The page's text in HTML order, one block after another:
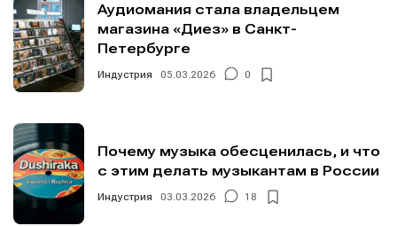
Аудиомания стала владельцем
магазина «Диез» в Санкт-
Петербурге
Индустрия 05.03.2026 0
Почему музыка обесценилась, и что
с этим делать музыкантам в России
Индустрия 03.03.2026 18